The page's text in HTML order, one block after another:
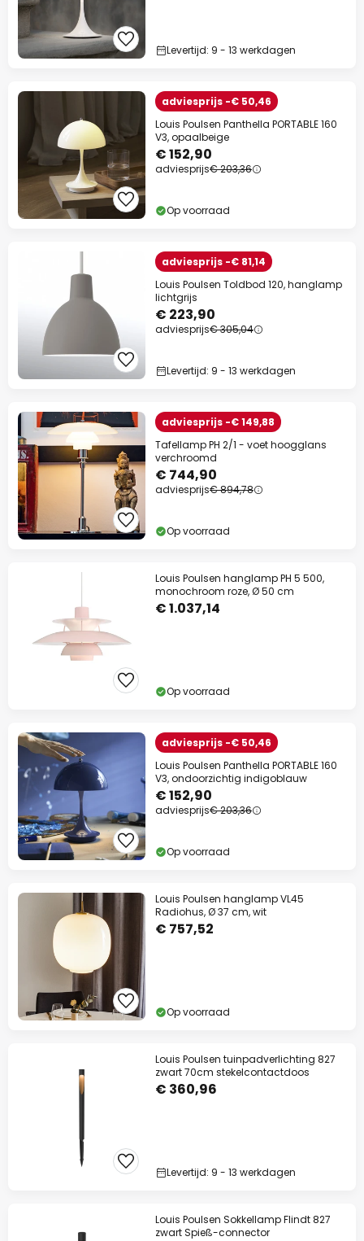
Levertijd: 9 - 13 werkdagen
adviesprijs -€ 50,46
Louis Poulsen Panthella PORTABLE 160
V3, opaalbeige
€ 152,90
adviesprijs€ 203,36
Op voorraad
adviesprijs -€ 81,14
Louis Poulsen Toldbod 120, hanglamp
lichtgrijs
€ 223,90
adviesprijs€ 305,04
Levertijd: 9 - 13 werkdagen
adviesprijs -€ 149,88
Tafellamp PH 2/1 - voet hoogglans
verchroomd
€ 744,90
adviesprijs€ 894,78
Op voorraad
Louis Poulsen hanglamp PH 5 500,
monochroom roze, Ø 50 cm
€ 1.037,14
Op voorraad
adviesprijs -€ 50,46
Louis Poulsen Panthella PORTABLE 160
V3, ondoorzichtig indigoblauw
€ 152,90
adviesprijs€ 203,36
Op voorraad
Louis Poulsen hanglamp VL45
Radiohus, Ø 37 cm, wit
€ 757,52
Op voorraad
Louis Poulsen tuinpadverlichting 827
zwart 70cm stekelcontactdoos
€ 360,96
Levertijd: 9 - 13 werkdagen
Louis Poulsen Sokkellamp Flindt 827
zwart Spieß-connector